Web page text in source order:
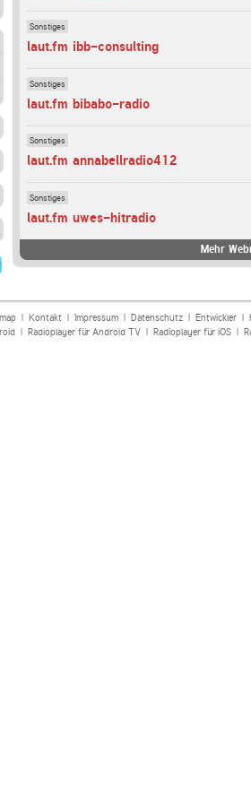
Sonstiges
laut.fm ibb-consulting
Sonstiges
laut.fm bibabo-radio
Sonstiges
laut.fm annabellradio412
Sonstiges
laut.fm uwes-hitradio
Mehr
| Kontakt| Impressum| Datenschutz| Entwickler|
| Radioplayer für Android TV| Radioplayer für iOS|